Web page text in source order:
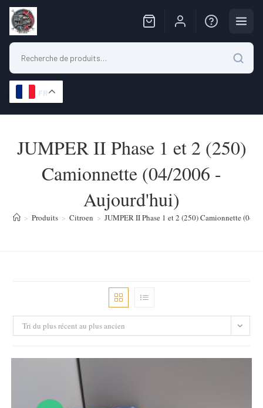
FR
contentJUMPER II Phase 1 et 2 (250)
Camionnette (04/2006 -
Aujourd'hui)
> Produits > Citroen > JUMPER II Phase 1 et 2 (250) Camionnette (04/
Tri du plus récent au plus ancien